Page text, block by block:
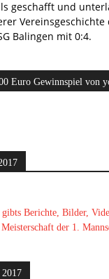
geschafft und
Vereinsgeschichte
Balingen mit 0:4.
Euro Gewinnspiel von
Berichte, Bilder,
der 1.